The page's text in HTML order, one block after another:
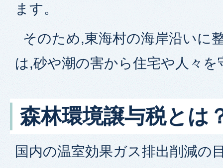
ます。
そのため,東海村の海岸沿いに
は,砂や潮の害から住宅や人々
森林環境譲与税とは
国内の温室効果ガス排出削減の